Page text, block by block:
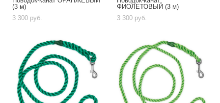
(3 м)
3 300 pуб.
ФИОЛЕТОВЫЙ (3 м)
3 300 pуб.